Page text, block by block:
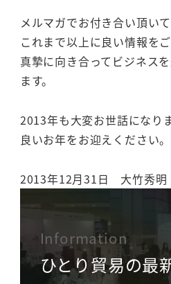
メルマガでお付き合い頂いて
これまで以上に良い情報を
真摯に向き合ってビジネス
ます。
2013年も大変お世話になり
良いお年をお迎えください。
2013年12月31日 大竹秀明
Information
ひとり貿易の最